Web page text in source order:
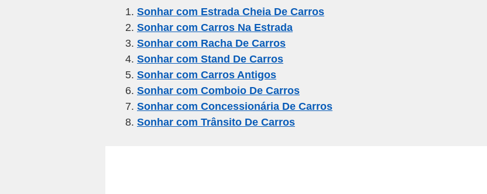
e
b
o
o
k
er gr
a
m
s
A
p
p
e
Sonhar com Estrada Cheia De Carros
Sonhar com Carros Na Estrada
Sonhar com Racha De Carros
Sonhar com Stand De Carros
Sonhar com Carros Antigos
Sonhar com Comboio De Carros
Sonhar com Concessionária De Carros
Sonhar com Trânsito De Carros